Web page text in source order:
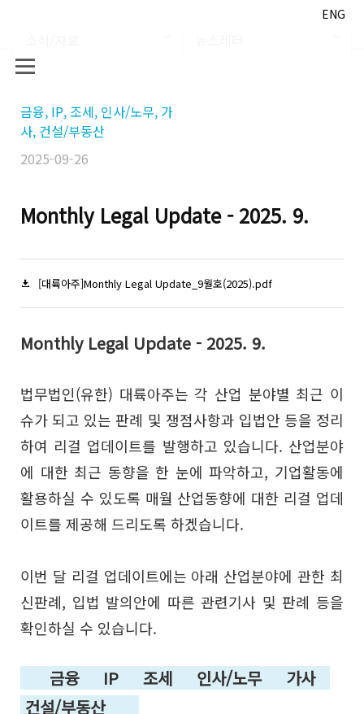
ENG
금융, IP, 조세, 인사/노무, 가
사, 건설/부동산
2025-09-26
Monthly Legal Update - 2025. 9.
[대륙아주]Monthly Legal Update_9월호(2025).pdf
Monthly Legal Update - 2025. 9.
법무법인(유한) 대륙아주는 각 산업 분야별 최근 이
슈가 되고 있는 판례 및 쟁점사항과 입법안 등을 정리
하여 리걸 업데이트를 발행하고 있습니다. 산업분야
에 대한 최근 동향을 한 눈에 파악하고, 기업활동에
활용하실 수 있도록 매월 산업동향에 대한 리걸 업데
이트를 제공해 드리도록 하겠습니다.
이번 달 리걸 업데이트에는 아래 산업분야에 관한 최
신판례, 입법 발의안에 따른 관련기사 및 판례 등을
확인하실 수 있습니다.
금융 IP 조세 인사/노무 가사
건설/부동산